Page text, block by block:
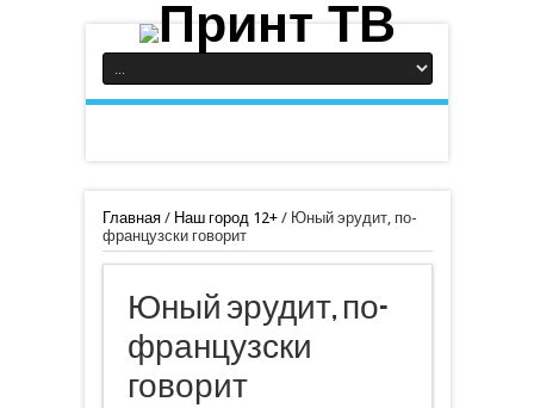
Главная/ Наш город 12+/ Юный эрудит, по-
французски говорит
Юный эрудит, по-
французски
говорит